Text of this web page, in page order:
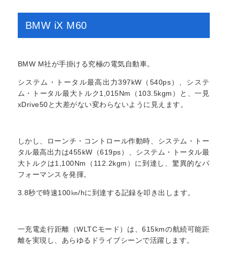
BMW iX M60
BMW M社が手掛ける究極の電気自動車。
システム・トータル最高出力397kW（540ps）、システ
ム・トータル最大トルク1,015Nm（103.5kgm）と、一見
xDrive50と大差がない変わらないように見えます。
しかし、ローンチ・コントロール作動時、システム・トー
タル最高出力は455kW（619ps）、システム・トータル最
大トルクは1,100Nm（112.2kgm）に到達し、驚異的なパ
フォーマンスを発揮。
3.8秒で時速100㎞/hに到達する記録を叩き出します。
一充電走行距離（WLTCモード）は、615kmの航続可能距
離を実現し、あらゆるドライブシーンで活躍します。